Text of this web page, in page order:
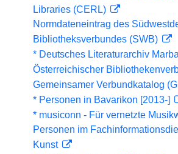
Libraries (CERL)
Normdateneintrag des
Bibliotheksverbundes (SWB)
* Deutsches Literaturarchiv
Österreichischer
Gemeinsamer Verbundkatalog
* Personen in Bavarikon [2013-]
* musiconn - Für vernetzte
Personen im
Kunst